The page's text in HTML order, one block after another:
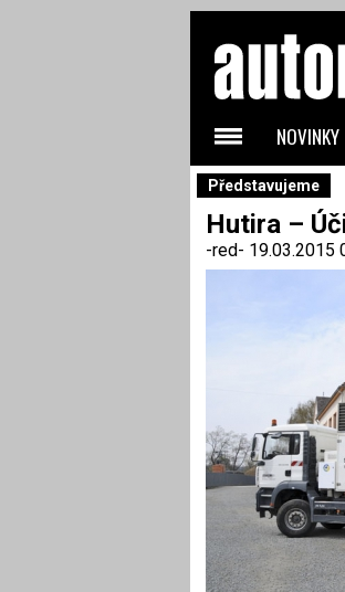
Představujeme
Hutira –
-red- 19.03.2015
NOVINKY